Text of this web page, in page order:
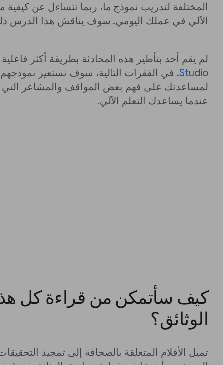
المختلفة لتدريب نموذج ما، ربما تتساءل عن كيفية
الآلي في عملك اليومي. سوف يناقش هذا الدرس
لم يقم أحد بتأطير هذه المحادثة بطريقة أكثر
Studio. في الفقرات التالية، سوف نستعير نموذجهم
لمساعدتك على فهم بعض المواقف والمشاعر التي
عندما يساعدك التعلم الآلي.
كيف سأتمكن من قراءة كل
الوثائق؟
تميل الأفلام المتعلقة بالصحافة إلى تمجيد